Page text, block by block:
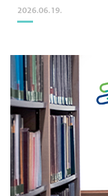
2026.06.19.
Image